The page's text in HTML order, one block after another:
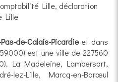
Lille, déclaration
Lille
de-Calais-Picardieet dans
est une ville de 227560
La Madeleine, Lambersart,
lez-Lille, Marcq-en-Barœul